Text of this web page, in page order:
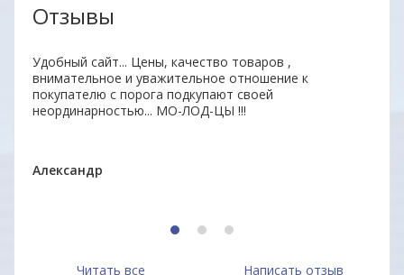
Отзывы
Удобный сайт... Цены, качество товаров ,
внимательное и уважительное отношение к
покупателю с порога подкупают своей
неординарностью... МО-ЛОД-ЦЫ !!!
Александр
1 2 3
Читать все Написать отзыв